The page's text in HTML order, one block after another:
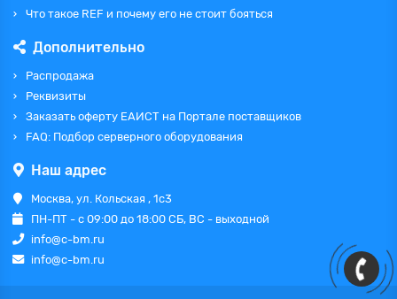
Что такое REF и почему его не стоит бояться
Дополнительно
Распродажа
Реквизиты
Заказать оферту ЕАИСТ на Портале поставщиков
FAQ: Подбор серверного оборудования
Наш адрес
Москва, ул. Кольская , 1с3
ПН-ПТ - с 09:00 до 18:00 СБ, ВС - выходной
info@c-bm.ru
info@c-bm.ru